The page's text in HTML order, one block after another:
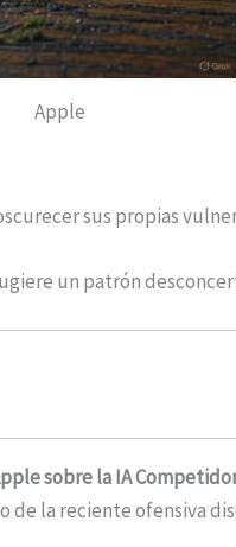
Apple
sus propias
un patrón
sobre la IA
de la reciente ofensiva